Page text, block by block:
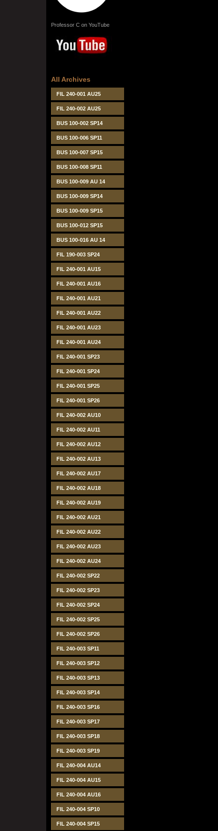
Professor C on YouTube
All Archives
FIL 240-001 AU25
FIL 240-002 AU25
BUS 100-002 SP14
BUS 100-006 SP11
BUS 100-007 SP15
BUS 100-008 SP11
BUS 100-009 AU 14
BUS 100-009 SP14
BUS 100-009 SP15
BUS 100-012 SP15
BUS 100-016 AU 14
FIL 190-003 SP24
FIL 240-001 AU15
FIL 240-001 AU16
FIL 240-001 AU21
FIL 240-001 AU22
FIL 240-001 AU23
FIL 240-001 AU24
FIL 240-001 SP23
FIL 240-001 SP24
FIL 240-001 SP25
FIL 240-001 SP26
FIL 240-002 AU10
FIL 240-002 AU11
FIL 240-002 AU12
FIL 240-002 AU13
FIL 240-002 AU17
FIL 240-002 AU18
FIL 240-002 AU19
FIL 240-002 AU21
FIL 240-002 AU22
FIL 240-002 AU23
FIL 240-002 AU24
FIL 240-002 SP22
FIL 240-002 SP23
FIL 240-002 SP24
FIL 240-002 SP25
FIL 240-002 SP26
FIL 240-003 SP11
FIL 240-003 SP12
FIL 240-003 SP13
FIL 240-003 SP14
FIL 240-003 SP16
FIL 240-003 SP17
FIL 240-003 SP18
FIL 240-003 SP19
FIL 240-004 AU14
FIL 240-004 AU15
FIL 240-004 AU16
FIL 240-004 SP10
FIL 240-004 SP15